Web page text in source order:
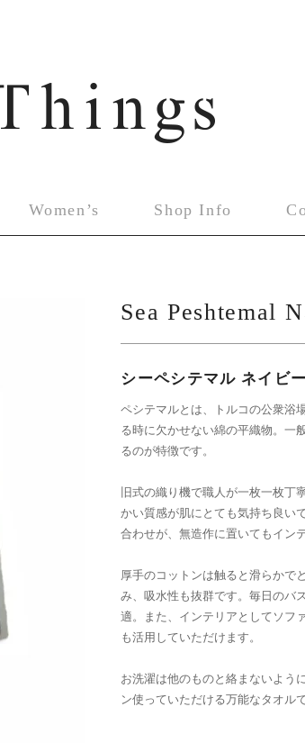
Women’s Shop Info
Sea Peshtemal
シーペシテマル ネイビ
ペシテマルとは、トルコの公衆浴
る時に欠かせない綿の平織物。一
るのが特徴です。
旧式の織り機で職人が一枚一枚丁
かい質感が肌にとても気持ち良い
合わせが、無造作に置いてもイン
厚手のコットンは触ると滑らかで
み、吸水性も抜群です。毎日のバ
適。また、インテリアとしてソフ
も活用していただけます。
お洗濯は他のものと絡まないよう
ン使っていただける万能なタオル